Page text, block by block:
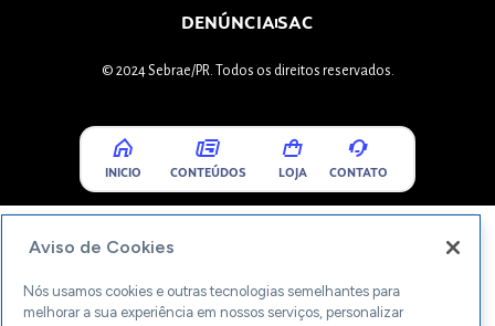
DENÚNCIASAC
© 2024 Sebrae/PR. Todos os direitos reservados.
INICIO CONTEÚDOS LOJA CONTATO
Aviso de Cookies
Nós usamos cookies e outras tecnologias semelhantes para
melhorar a sua experiência em nossos serviços, personalizar